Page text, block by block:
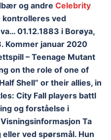
og andre Celebrity
kontrolleres ved
01.12.1883 i Borøya,
Kommer januar 2020
– Teenage Mutant
on the role of one of
Shell” or their allies, in
City Fall players battl
og forståelse i
Ta
ved spørsmål. Hun